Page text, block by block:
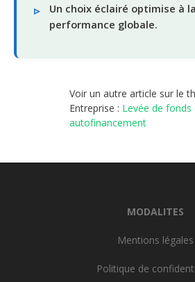
Un choix éclairé optimise à
performance globale.
Voir un autre article sur le
Entreprise : Levée de fonds
autofinancement
MODALITES
Mentions légales
Politique de